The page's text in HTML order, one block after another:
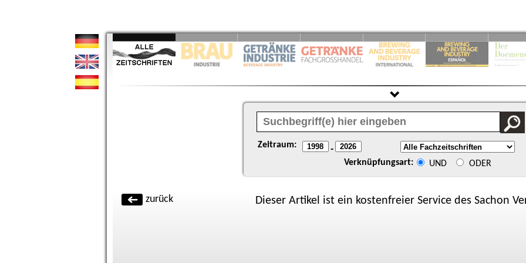
Zeitraum: -
Verknüpfungsart: UND ODER
zurück Dieser Artikel ist ein kostenfreier Service des Sachon